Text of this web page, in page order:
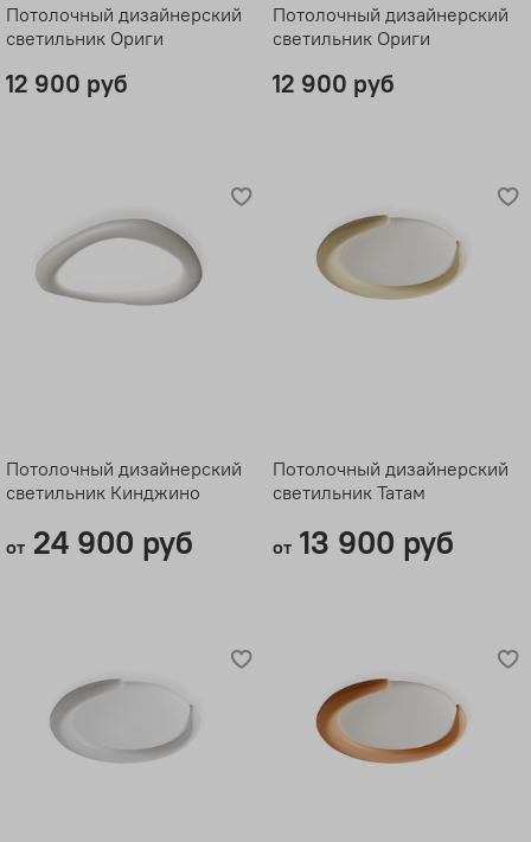
Потолочный дизайнерский
светильник Ориги
12 900 руб
Потолочный дизайнерский
светильник Ориги
12 900 руб
Потолочный дизайнерский
светильник Кинджино
от24 900 руб
Потолочный дизайнерский
светильник Татам
от13 900 руб